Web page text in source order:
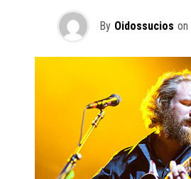
By Oidossucios on